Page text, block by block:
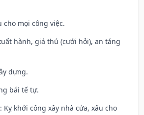
cho mọi công việc.
hành, giá thú (cưới hỏi), an táng
dựng.
bái tế tự.
Kỵ khởi công xây nhà cửa, xấu cho